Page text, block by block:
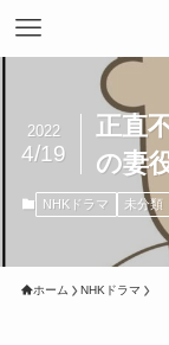
正直
の妻
2022
4/19
NHKドラマ 未分類
ホーム NHKドラマ